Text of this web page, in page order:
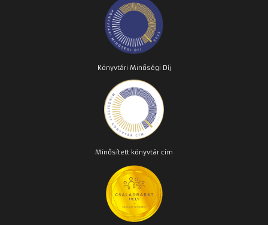
Könyvtári Minőségi Díj
Minősített könyvtár cím